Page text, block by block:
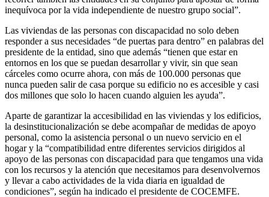
inequívoca por la vida independiente de nuestro grupo social”.
Las viviendas de las personas con discapacidad no solo deben
responder a sus necesidades “de puertas para dentro” en palabras del
presidente de la entidad, sino que además “tienen que estar en
entornos en los que se puedan desarrollar y vivir, sin que sean
cárceles como ocurre ahora, con más de 100.000 personas que
nunca pueden salir de casa porque su edificio no es accesible y casi
dos millones que solo lo hacen cuando alguien les ayuda”.
Aparte de garantizar la accesibilidad en las viviendas y los edificios,
la desinstitucionalización se debe acompañar de medidas de apoyo
personal, como la asistencia personal o un nuevo servicio en el
hogar y la “compatibilidad entre diferentes servicios dirigidos al
apoyo de las personas con discapacidad para que tengamos una vida
con los recursos y la atención que necesitamos para desenvolvernos
y llevar a cabo actividades de la vida diaria en igualdad de
condiciones”, según ha indicado el presidente de COCEMFE.